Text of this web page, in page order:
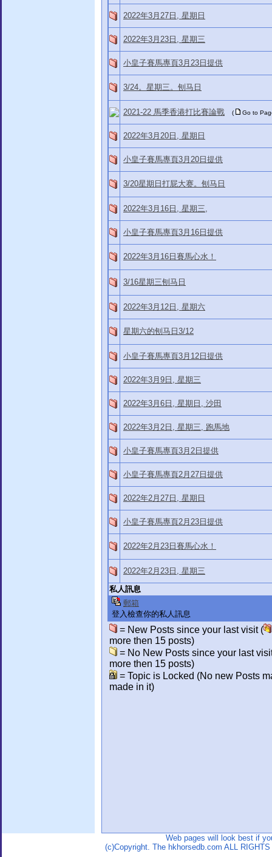
2022年3月27日, 星期日
2022年3月23日, 星期三
小皇子賽馬專頁3月23日提供
3/24。星期三。刨马日
2021-22 馬季香港打比賽論戰 ( Go to
2022年3月20日, 星期日
小皇子賽馬專頁3月20日提供
3/20星期日打屁大赛。刨马日
2022年3月16日, 星期三,
小皇子賽馬專頁3月16日提供
2022年3月16日賽馬心水！
3/16星期三刨马日
2022年3月12日, 星期六
星期六的刨马日3/12
小皇子賽馬專頁3月12日提供
2022年3月9日, 星期三
2022年3月6日, 星期日, 沙田
2022年3月2日, 星期三, 跑馬地
小皇子賽馬專頁3月2日提供
小皇子賽馬專頁2月27日提供
2022年2月27日, 星期日
小皇子賽馬專頁2月23日提供
2022年2月23日賽馬心水！
2022年2月23日, 星期三
私人訊息
郵箱
登入檢查你的私人訊息
= New Posts since your last visit (
more then 15 posts)
= No New Posts since your last
more then 15 posts)
= Topic is Locked (No new Posts
made in it)
Web pages will look best if
(c)Copyright. The hkhorsedb.com ALL